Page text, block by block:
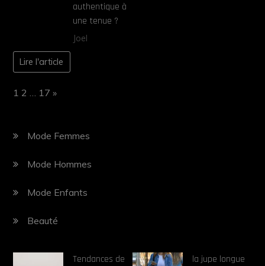
authentique à
une tenue ?
Joel
Lire l'article
Page:
1 2 17 Next
»
Mode Femmes
Mode Hommes
Mode Enfants
Beauté
Tendances de
la jupe longue